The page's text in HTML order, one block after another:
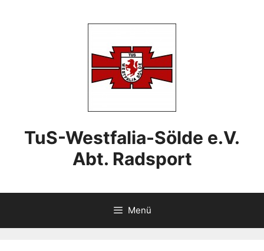
TuS-Westfalia-Sölde e.V.
Abt. Radsport
Menü